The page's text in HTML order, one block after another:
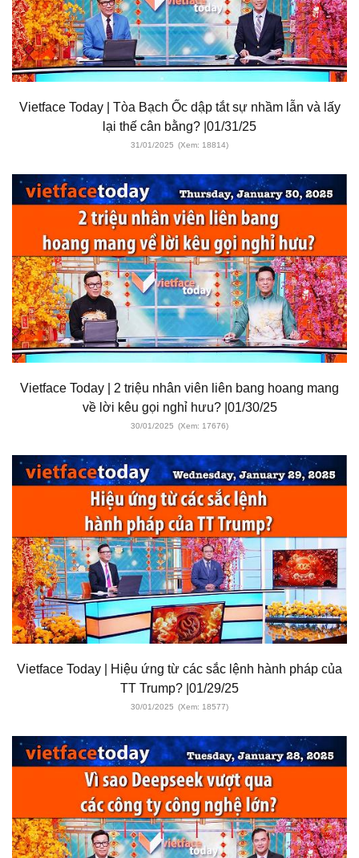
Vietface Today | Tòa Bạch Ốc dập tắt sự nhầm lẫn và lấy
lại thế cân bằng? |01/31/25
31/01/2025 (Xem: 18814)
Vietface Today | 2 triệu nhân viên liên bang hoang mang
về lời kêu gọi nghỉ hưu? |01/30/25
30/01/2025 (Xem: 17676)
Vietface Today | Hiệu ứng từ các sắc lệnh hành pháp của
TT Trump? |01/29/25
30/01/2025 (Xem: 18577)